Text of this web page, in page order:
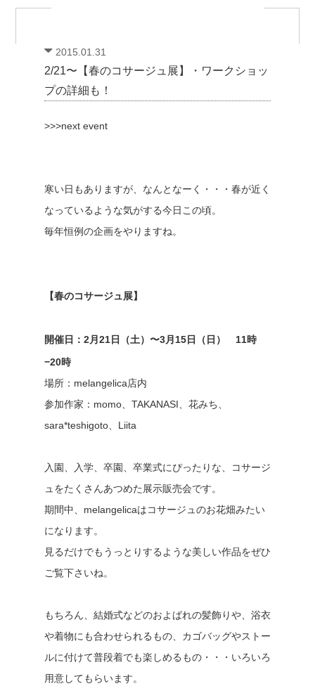
2015.01.31
2/21〜【春のコサージュ展】・ワークショッ
プの詳細も！
>>>next event
寒い日もありますが、なんとなーく・・・春が近く
なっているような気がする今日この頃。
毎年恒例の企画をやりますね。
【春のコサージュ展】
開催日：2月21日（土）〜3月15日（日） 11時
−20時
場所：melangelica店内
参加作家：momo、TAKANASI、花みち、
sara*teshigoto、Liita
入園、入学、卒園、卒業式にぴったりな、コサージ
ュをたくさんあつめた展示販売会です。
期間中、melangelicaはコサージュのお花畑みたい
になります。
見るだけでもうっとりするような美しい作品をぜひ
ご覧下さいね。
もちろん、結婚式などのおよばれの髪飾りや、浴衣
や着物にも合わせられるもの、カゴバッグやストー
ルに付けて普段着でも楽しめるもの・・・いろいろ
用意してもらいます。